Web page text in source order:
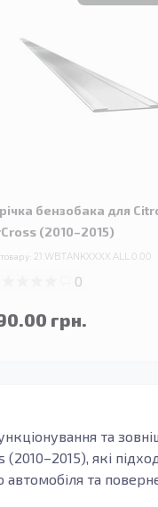
бензобака для
(2010–2015)
21.WBTANKXXXX.ALL.0.00
0
грн.
та
які
та